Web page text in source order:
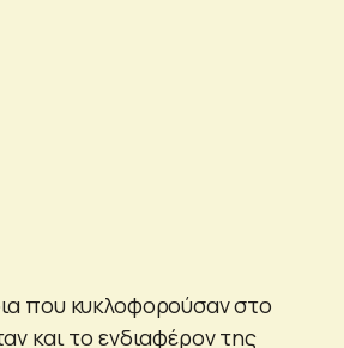
που κυκλοφορούσαν στο
και το ενδιαφέρον της